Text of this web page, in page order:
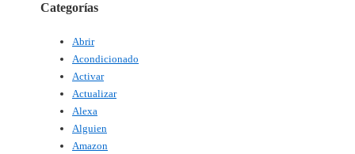
Categorías
Abrir
Acondicionado
Activar
Actualizar
Alexa
Alguien
Amazon